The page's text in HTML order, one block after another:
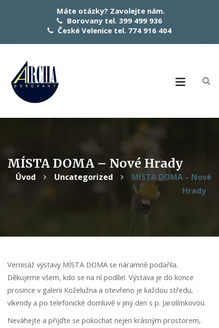
Máte otázky? Zavolejte nám.
Borovany tel. 399 499 936
České Velenice tel. 774 916 404
MÍSTA DOMA – Nové Hrady
Úvod Uncategorized
MÍSTA DOMA – Nové
Hrady
Vernisáž výstavy MÍSTA DOMA se náramně podařila.
Děkujeme všem, kdo se na ní podílel. Výstava je do konce
prosince v galerii Koželužna a otevřeno je každou středu,
víkendy a po telefonické domluvě v jiný den s p. Jarolímkovou.
Neváhejte a přijďte se pokochat nejen krásným prostorem,